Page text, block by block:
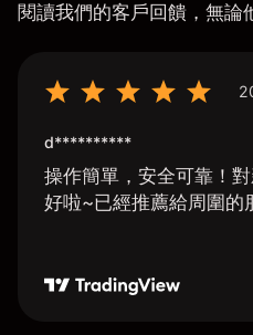
閱讀我們的客戶回饋，無論
d**********
操作簡單，安全可靠！
好啦~已經推薦給周圍的